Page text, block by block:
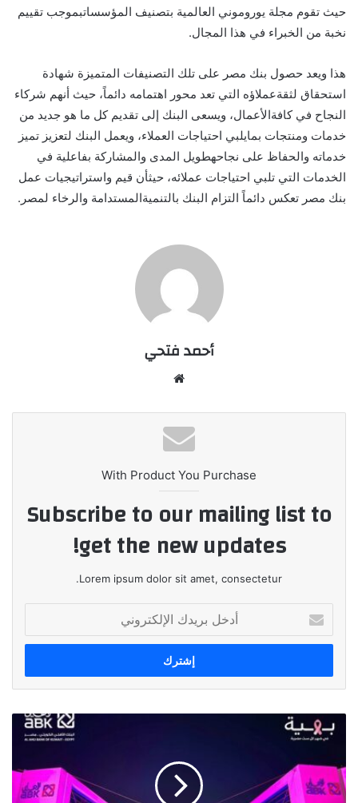
حيث تقوم مجلة يوروموني العالمية بتصنيف المؤسساتبموجب تقييم
نخبة من الخبراء في هذا المجال.
هذا ويعد حصول بنك مصر على تلك التصنيفات المتميزة شهادة
استحقاق لثقةعملاؤه التي تعد محور اهتمامه دائماً، حيث أنهم شركاء
النجاح في كافةالأعمال، ويسعى البنك إلى تقديم كل ما هو جديد من
خدمات ومنتجات بمايلبي احتياجات العملاء، ويعمل البنك لتعزيز تميز
خدماته والحفاظ على نجاحهطويل المدى والمشاركة بفاعلية في
الخدمات التي تلبي احتياجات عملائه، حيثأن قيم واستراتيجيات عمل
بنك مصر تعكس دائماً التزام البنك بالتنميةالمستدامة والرخاء لمصر.
أحمد فتحي
With Product You Purchase
Subscribe to our mailing list to
get the new updates!
Lorem ipsum dolor sit amet, consectetur.
بريدك
الإلكتروني
البنك
الأهلي
–
مصر